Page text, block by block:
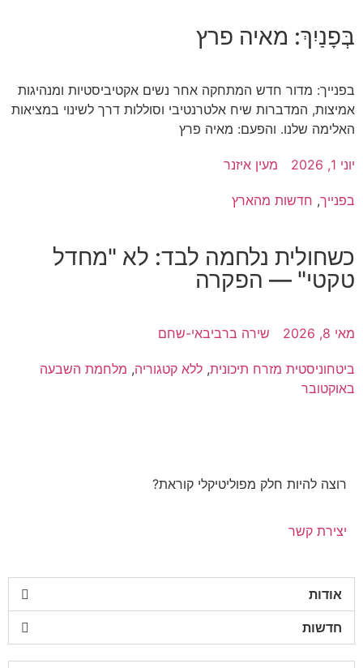
בְּפָנַיִךְ: מאיה פרץ
בפנייך: מדור חדש המתחקה אחר נשים אקטיביסטיות ומנהיגות
אמיצות, המדברות שיח אלטרנטיבי וסוללות דרך לשינוי במציאות
האלימה שלנו. והפעם: מאיה פרץ
יוני 1, 2026 מעין איזנר
בפנייך,חדשות מהארץ
כשחולית נלחמה לבד: לא "מחדל
טקטי" — הפקרה
מאי 8, 2026 שירה ברביבאי-שחם
ביטחוניסטית מזרח תיכונית,ללא קטגוריה,מלחמת השבעה
באוקטובר
רוצה להיות חלק מפוליטיקלי קוראת?
יצירת קשר
אודות
חדשות